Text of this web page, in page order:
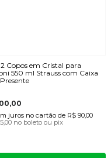
Copos em Cristal para
550 ml Strauss com Caixa
juros no cartão de R$ 90,00
no boleto ou pix